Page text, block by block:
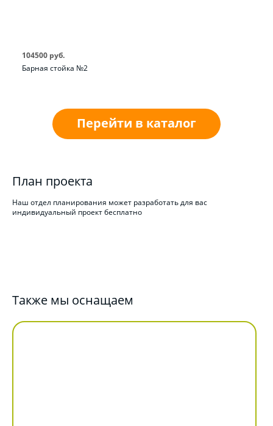
Барная стойка №2
104500 руб.
Перейти в каталог
План проекта
Наш отдел планирования может разработать для вас
индивидуальный проект бесплатно
Также мы оснащаем